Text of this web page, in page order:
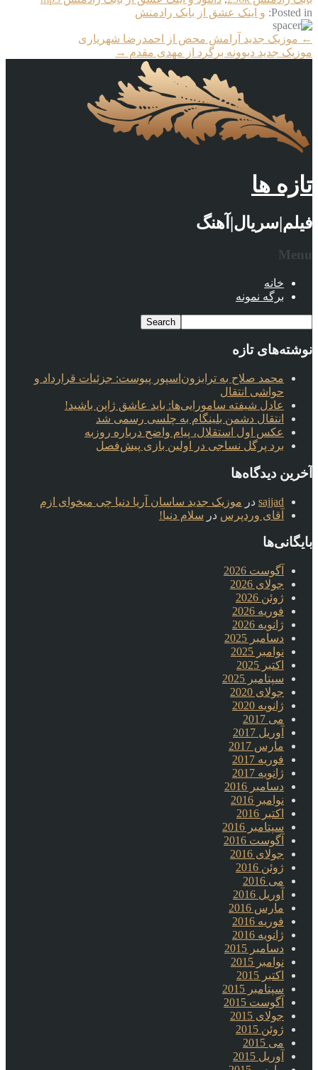
Posted in: و اینک عشق از بابک رادمنش
More
Articles
← موزیک جدید آرامش محض از احمدرضا شهریاری
موزیک جدید دیوونه برگرد از مهدی مقدم →
تازه ها
فیلم|سریال|آهنگ
Menu
خانه
برگه نمونه
نوشته‌های تازه
محمد صلاح به ترابزون‌اسپور پیوست: جزئیات قرارداد و
حواشی انتقال
عادل شیفته سامورایی‌ها: باید عاشق ژاپن باشید!
انتقال دشمن بلینگام به چلسی رسمی شد
عکس اول استقلال، پیام واضح درباره روزبه
برد پرگل نساجی در اولین بازی پیش‌فصل
آخرین دیدگاه‌ها
sajjad در موزیک جدید ساسان آریا دنیا چی میخوای ازم
آقای وردپرس در سلام دنیا!
بایگانی‌ها
آگوست 2026
جولای 2026
ژوئن 2026
فوریه 2026
ژانویه 2026
دسامبر 2025
نوامبر 2025
اکتبر 2025
سپتامبر 2025
جولای 2020
ژانویه 2020
می 2017
آوریل 2017
مارس 2017
فوریه 2017
ژانویه 2017
دسامبر 2016
نوامبر 2016
اکتبر 2016
سپتامبر 2016
آگوست 2016
جولای 2016
ژوئن 2016
می 2016
آوریل 2016
مارس 2016
فوریه 2016
ژانویه 2016
دسامبر 2015
نوامبر 2015
اکتبر 2015
سپتامبر 2015
آگوست 2015
جولای 2015
ژوئن 2015
می 2015
آوریل 2015